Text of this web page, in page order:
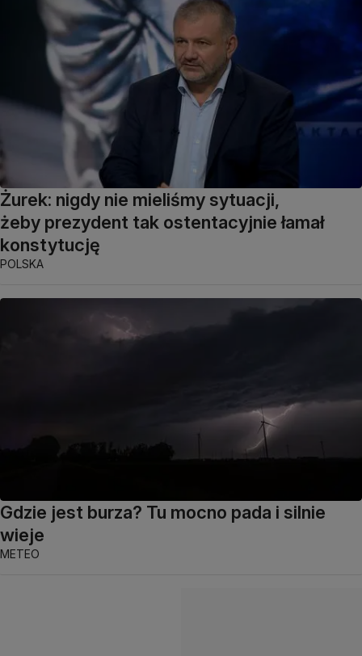
Żurek: nigdy nie mieliśmy sytuacji,
żeby prezydent tak ostentacyjnie łamał
konstytucję
POLSKA
Gdzie jest burza? Tu mocno pada i silnie
wieje
METEO